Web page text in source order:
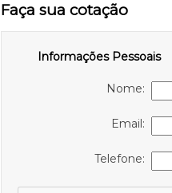
Faça sua cotação
Informações Pessoais
Nome:
Email:
Telefone: